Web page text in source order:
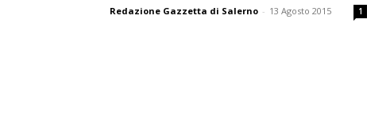
Redazione Gazzetta di Salerno - 13 Agosto 2015 1